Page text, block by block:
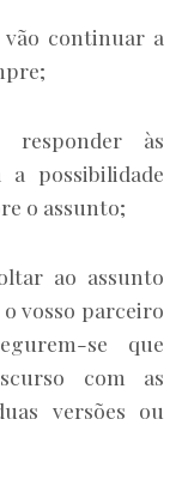
vão continuar a
responder às
possibilidade
o assunto;
ao assunto
o vosso parceiro
se que
com as
versões ou